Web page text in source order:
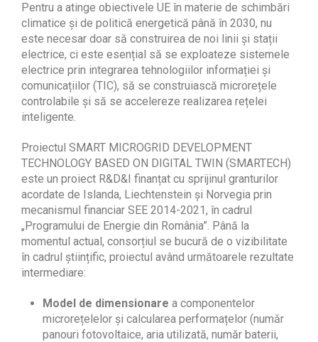
Pentru a atinge obiectivele UE în materie de schimbări
climatice și de politică energetică până în 2030, nu
este necesar doar să construirea de noi linii și stații
electrice, ci este esențial să se exploateze sistemele
electrice prin integrarea tehnologiilor informației și
comunicațiilor (TIC), să se construiască microrețele
controlabile și să se accelereze realizarea rețelei
inteligente.
Proiectul SMART MICROGRID DEVELOPMENT
TECHNOLOGY BASED ON DIGITAL TWIN (SMARTECH)
este un proiect R&D&I finanțat cu sprijinul granturilor
acordate de Islanda, Liechtenstein și Norvegia prin
mecanismul financiar SEE 2014-2021, în cadrul
„Programului de Energie din România”. Până la
momentul actual, consorțiul se bucură de o vizibilitate
în cadrul științific, proiectul având următoarele rezultate
intermediare:
Model de dimensionare a componentelor
microrețelelor și calcularea performațelor (număr
panouri fotovoltaice, aria utilizată, număr baterii,